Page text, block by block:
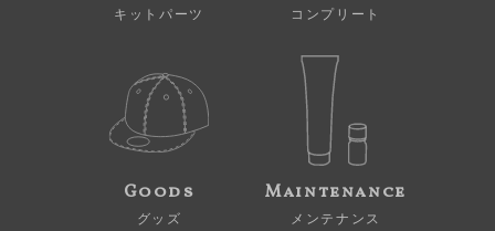
キットパーツ コンプリート
Goods
グッズ
Maintenance
メンテナンス